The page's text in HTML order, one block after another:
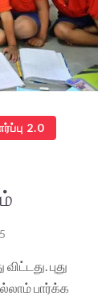
2.0
புது
பார்க்க